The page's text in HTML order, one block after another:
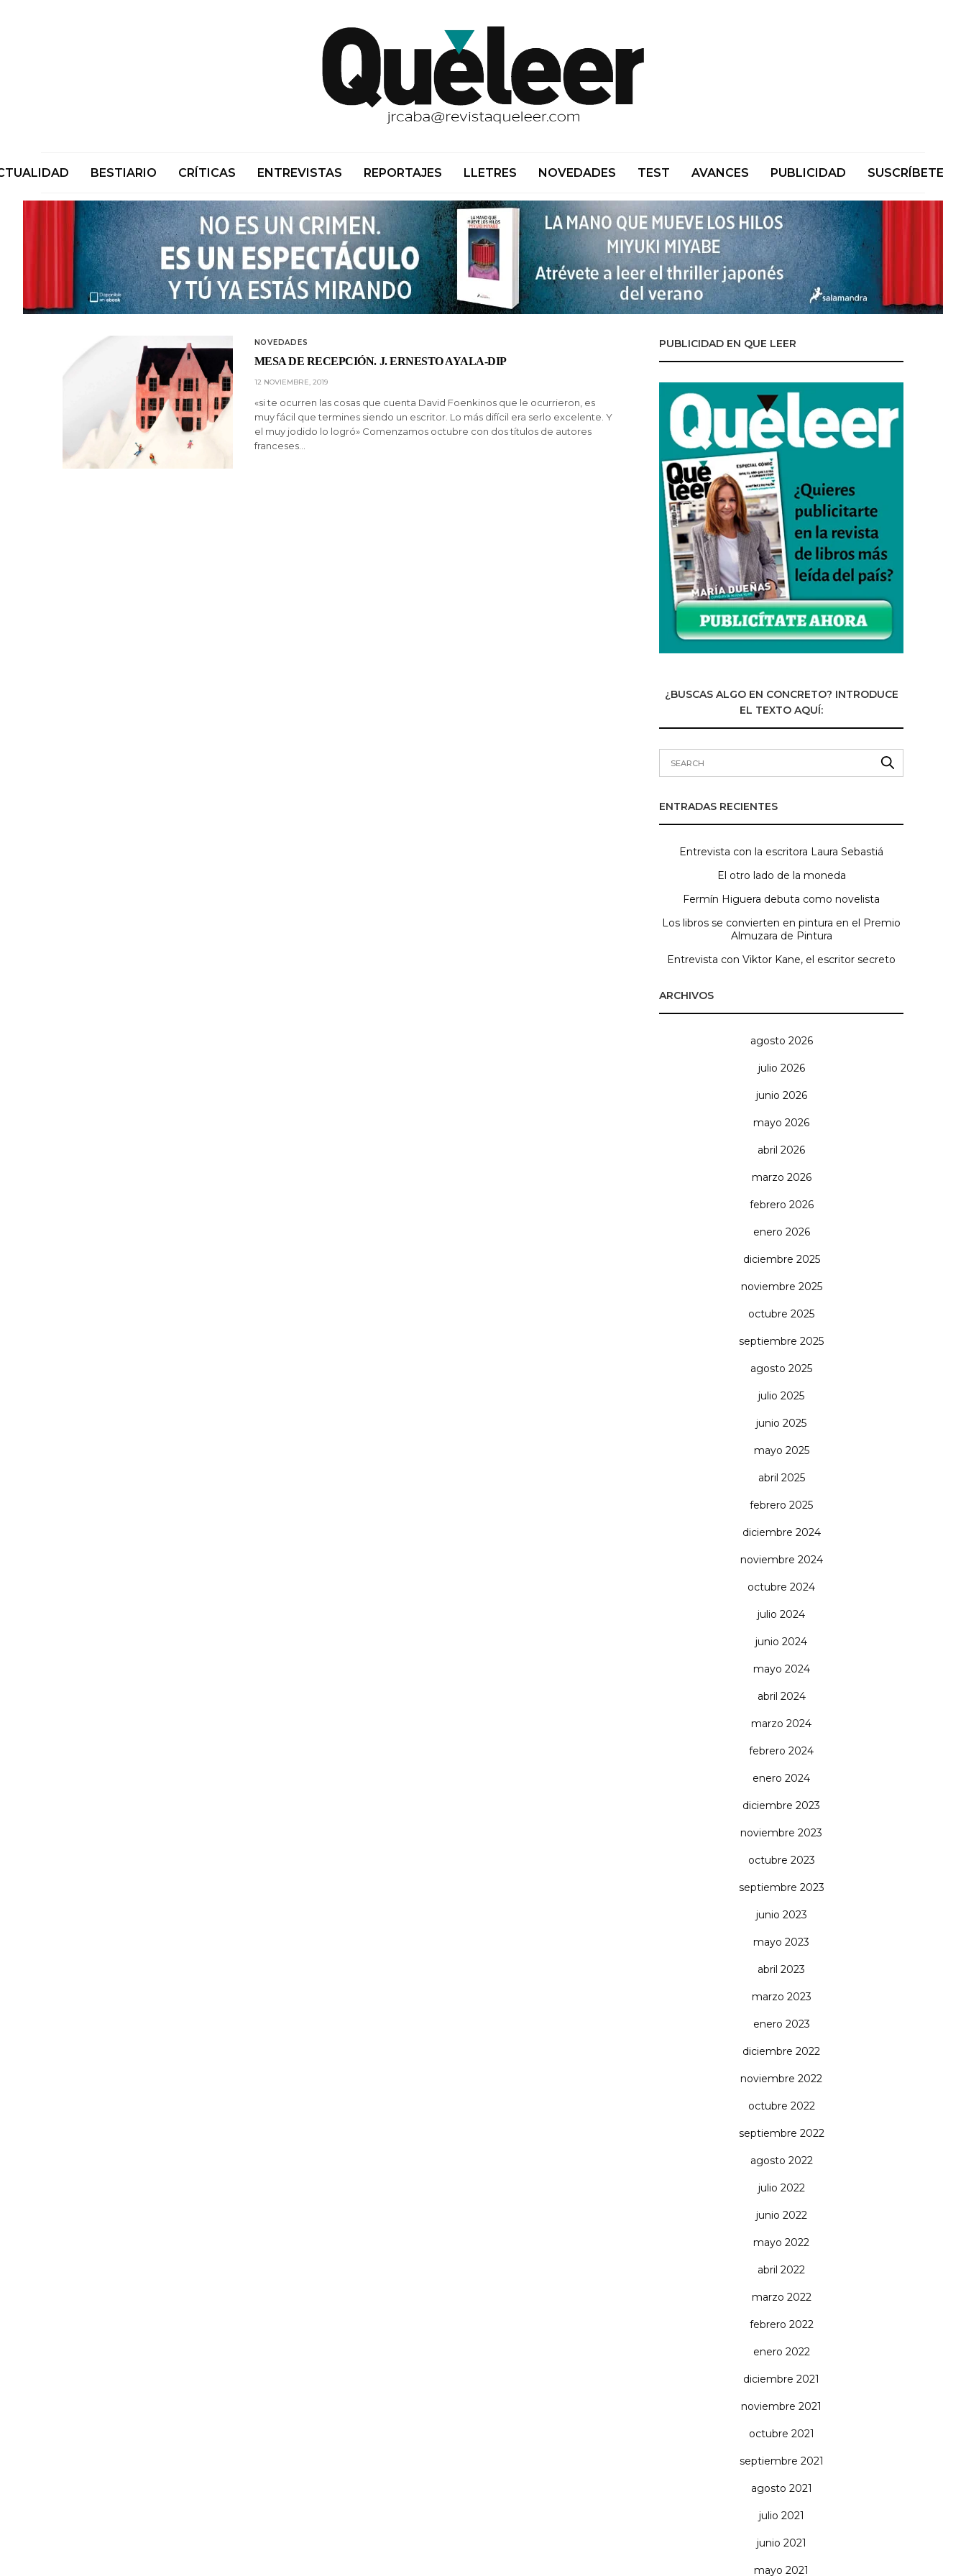
BESTIARIO CRÍTICAS ENTREVISTAS REPORTAJES LLETRES NOVEDADES TEST AVANCES PUBLICIDAD SUSCRÍBETE
NOVEDADES
MESA DE RECEPCIÓN. J. ERNESTO AYALA-DIP
12 NOVIEMBRE, 2019
«si te ocurren las cosas que cuenta David Foenkinos que le ocurrieron, es
muy fácil que termines siendo un escritor. Lo más difícil era serlo excelente. Y
el muy jodido lo logró» Comenzamos octubre con dos títulos de autores
franceses…
PUBLICIDAD EN QUE LEER
¿BUSCAS ALGO EN CONCRETO? INTRODUCE
EL TEXTO AQUÍ:
ENTRADAS RECIENTES
Entrevista con la escritora Laura Sebastiá
El otro lado de la moneda
Fermín Higuera debuta como novelista
Los libros se convierten en pintura en el Premio
Almuzara de Pintura
Entrevista con Viktor Kane, el escritor secreto
ARCHIVOS
agosto 2026
julio 2026
junio 2026
mayo 2026
abril 2026
marzo 2026
febrero 2026
enero 2026
diciembre 2025
noviembre 2025
octubre 2025
septiembre 2025
agosto 2025
julio 2025
junio 2025
mayo 2025
abril 2025
febrero 2025
diciembre 2024
noviembre 2024
octubre 2024
julio 2024
junio 2024
mayo 2024
abril 2024
marzo 2024
febrero 2024
enero 2024
diciembre 2023
noviembre 2023
octubre 2023
septiembre 2023
junio 2023
mayo 2023
abril 2023
marzo 2023
enero 2023
diciembre 2022
noviembre 2022
octubre 2022
septiembre 2022
agosto 2022
julio 2022
junio 2022
mayo 2022
abril 2022
marzo 2022
febrero 2022
enero 2022
diciembre 2021
noviembre 2021
octubre 2021
septiembre 2021
agosto 2021
julio 2021
junio 2021
mayo 2021